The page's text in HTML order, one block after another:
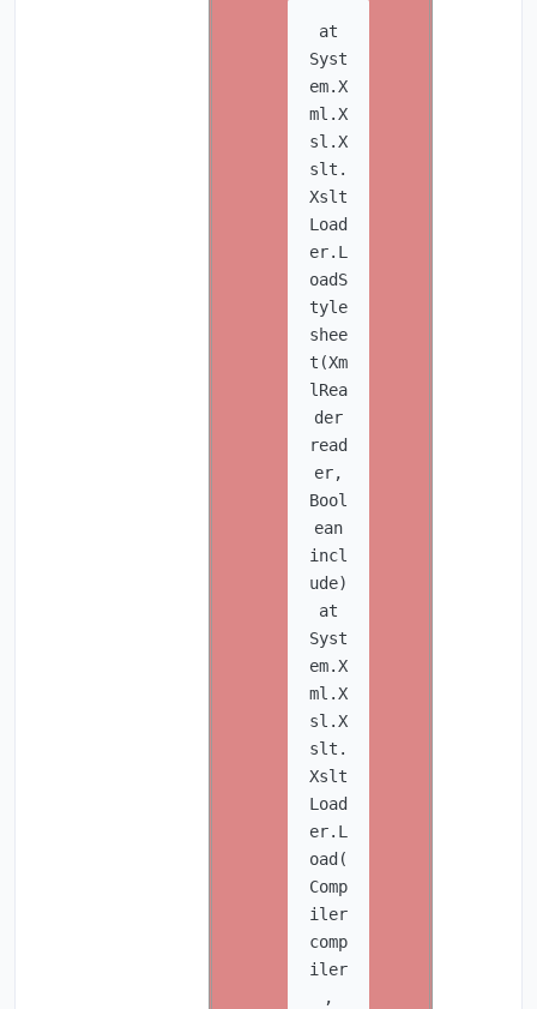
at
Syst
em.X
ml.X
sl.X
slt.
Xslt
Load
er.L
oadS
tyle
shee
t(Xm
lRea
der
read
er,
Bool
ean
incl
ude)
at
Syst
em.X
ml.X
sl.X
slt.
Xslt
Load
er.L
oad(
Comp
iler
comp
iler
,